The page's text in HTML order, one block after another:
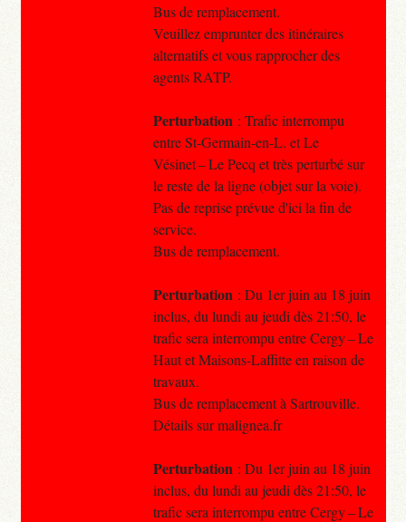
Bus de remplacement.
Veuillez emprunter des itinéraires
alternatifs et vous rapprocher des
agents RATP.
Perturbation : Trafic interrompu
entre St-Germain-en-L. et Le
Vésinet – Le Pecq et très perturbé sur
le reste de la ligne (objet sur la voie).
Pas de reprise prévue d'ici la fin de
service.
Bus de remplacement.
Perturbation : Du 1er juin au 18 juin
inclus, du lundi au jeudi dès 21:50, le
trafic sera interrompu entre Cergy – Le
Haut et Maisons-Laffitte en raison de
travaux.
Bus de remplacement à Sartrouville.
Détails sur malignea.fr
Perturbation : Du 1er juin au 18 juin
inclus, du lundi au jeudi dès 21:50, le
trafic sera interrompu entre Cergy – Le